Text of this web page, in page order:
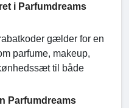
i Parfumdreams
gælder for en
parfume, makeup,
til både
Parfumdreams